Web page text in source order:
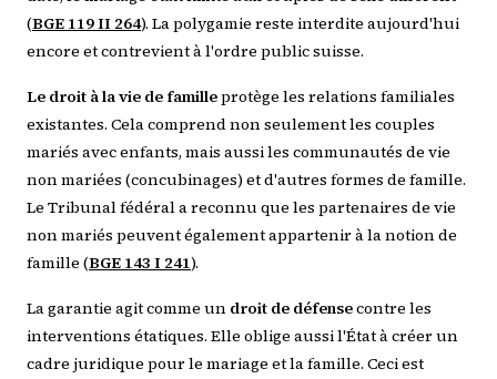
(BGE 119 II 264). La polygamie reste interdite aujourd'hui
encore et contrevient à l'ordre public suisse.
Le droit à la vie de familleprotège les relations familiales
existantes. Cela comprend non seulement les couples
mariés avec enfants, mais aussi les communautés de vie
non mariées (concubinages) et d'autres formes de famille.
Le Tribunal fédéral a reconnu que les partenaires de vie
non mariés peuvent également appartenir à la notion de
famille (BGE 143 I 241).
La garantie agit comme un droit de défensecontre les
interventions étatiques. Elle oblige aussi l'État à créer un
cadre juridique pour le mariage et la famille. Ceci est